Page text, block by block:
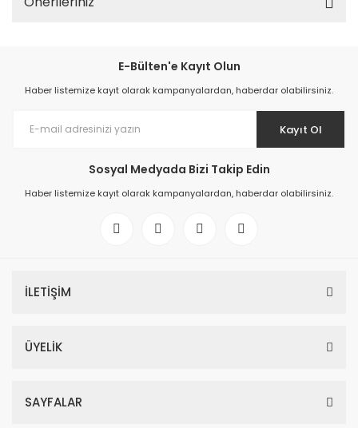
E-Bülten'e Kayıt Olun
Haber listemize kayıt olarak kampanyalardan, haberdar olabilirsiniz.
Kayıt Ol
Sosyal Medyada Bizi Takip Edin
Haber listemize kayıt olarak kampanyalardan, haberdar olabilirsiniz.
İLETİŞİM
ÜYELİK
SAYFALAR